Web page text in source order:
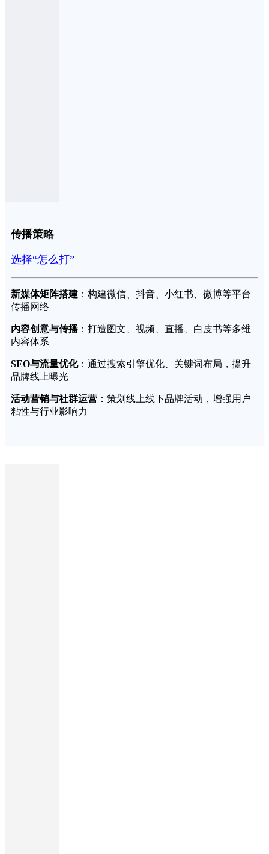
传播策略
选择“怎么打”
新媒体矩阵搭建 ：构建微信、抖音、小红书、微博等平台
传播网络
内容创意与传播：打造图文、视频、直播、白皮书等多维
内容体系
SEO与流量优化：通过搜索引擎优化、关键词布局，提升
品牌线上曝光
活动营销与社群运营 ：策划线上线下品牌活动，增强用户
粘性与行业影响力